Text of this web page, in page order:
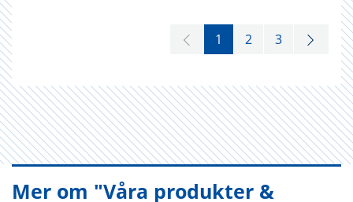
1 2 3
Mer om "Våra produkter &